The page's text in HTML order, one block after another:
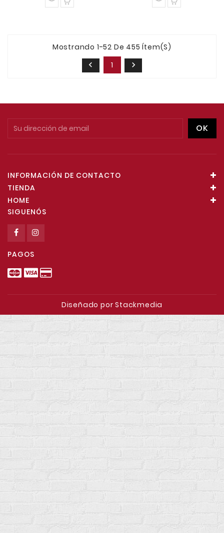
Mostrando 1-52 De 455 Ítem(s)

1 
INFORMACIÓN DE CONTACTO
TIENDA
HOME
SIGUENÓS
PAGOS
Diseñado por Stackmedia